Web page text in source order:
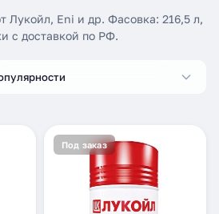
Лукойл, Eni и др. Фасовка: 216,5 л,
с доставкой по РФ.
Под заказ